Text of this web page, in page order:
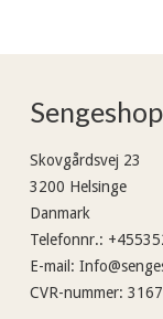
Skovgårdsvej 23
3200 Helsinge
Danmark
Telefonnr.:
E-mail :
CVR-nummer: